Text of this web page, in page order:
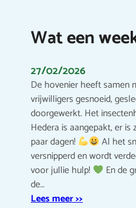
Wat een
27/02/2026
De hovenier heeft samen
vrijwilligers gesnoeid,
doorgewerkt. Het
Hedera is aangepakt, er is
paar dagen!
Al het
versnipperd en wordt
voor jullie hulp!
En de
de…
Lees meer >>